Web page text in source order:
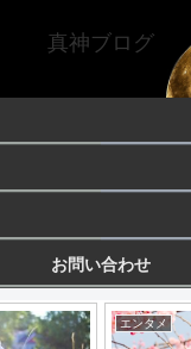
真神ブログ
お問い合わせ
エンタメ